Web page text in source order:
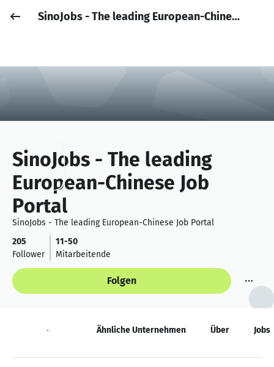
Anmelden
Job posten
SinoJobs - The leading European-Chinese Job Portal
SinoJobs - The leading
European-Chinese Job
Portal
SinoJobs - The leading European-Chinese Job Portal
205
Follower
11-50
Mitarbeitende
Folgen
Neuigkeiten Ähnliche Unternehmen Über Jobs